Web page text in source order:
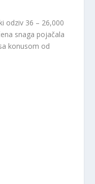
odziv 36 – 26,000
snaga pojačala
konusom od